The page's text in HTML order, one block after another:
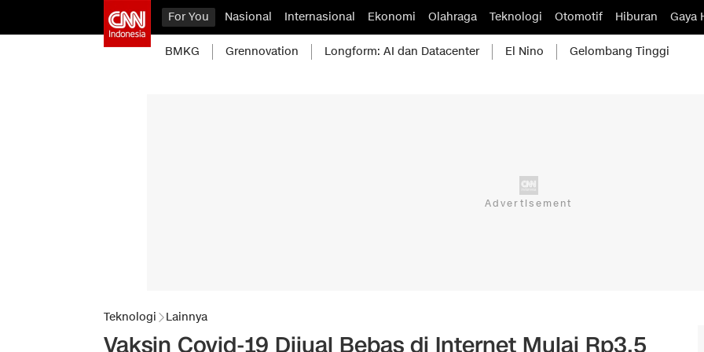
For You Nasional Internasional Ekonomi Olahraga Teknologi Otomotif Hiburan Gaya
BMKG Grennovation Longform: AI dan Datacenter El Nino Gelombang Tinggi
Teknologi Lainnya
Vaksin Covid-19 Dijual Bebas di Internet Mulai Rp3,5